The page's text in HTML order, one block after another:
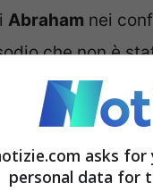
Abraham nei
che non è
ai
discutere.
è
asks for
personal data for